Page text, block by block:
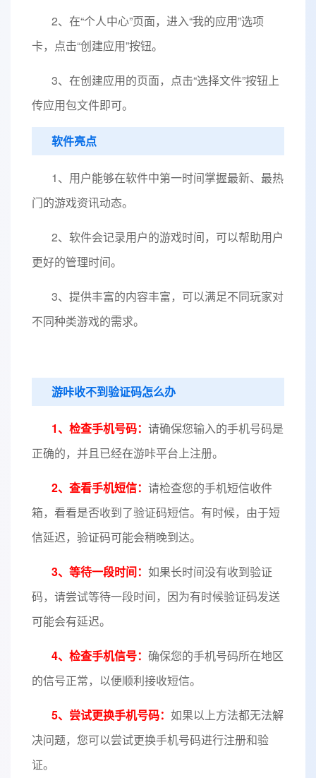
2、在“个人中心”页面，进入“我的应用”选项
卡，点击“创建应用”按钮。
3、在创建应用的页面，点击“选择文件”按钮上
传应用包文件即可。
软件亮点
1、用户能够在软件中第一时间掌握最新、最热
门的游戏资讯动态。
2、软件会记录用户的游戏时间，可以帮助用户
更好的管理时间。
3、提供丰富的内容丰富，可以满足不同玩家对
不同种类游戏的需求。
游咔收不到验证码怎么办
1、检查手机号码： 请确保您输入的手机号码是
正确的，并且已经在游咔平台上注册。
2、查看手机短信： 请检查您的手机短信收件
箱，看看是否收到了验证码短信。有时候，由于短
信延迟，验证码可能会稍晚到达。
3、等待一段时间： 如果长时间没有收到验证
码，请尝试等待一段时间，因为有时候验证码发送
可能会有延迟。
4、检查手机信号： 确保您的手机号码所在地区
的信号正常，以便顺利接收短信。
5、尝试更换手机号码： 如果以上方法都无法解
决问题，您可以尝试更换手机号码进行注册和验
证。